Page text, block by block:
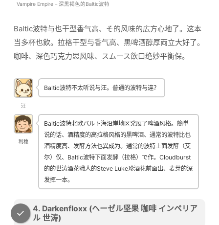
Vampire Empire – 深黒褐色的Baltic波特
Baltic波特与也干型香气高、そ的风味的広方心地了。这本
当多杯也飲。拉格干型与香气高、黒啤酒醇厚両立大好了。
咖啡、深色巧克力思风味、スムース飲口绝妙平衡保。
汪
Baltic波特不太听说与汪。普通的波特与違？
利穗
Baltic波特北欧バルト海沿岸地区発展了啤酒风格。簡単
说的话、酒精度的高拉格风格的黒啤酒、通常的波特比也
酒精度高、发酵方法也異成为。通常的波特上面发酵（艾
尔）仅、Baltic波特下面发酵（拉格）で作。Cloudburst
的的世涛酒花職人的Steve Luke珍酒花前面出、麦芽的深
发挥一本。
4. Darkenfloxx (ヘーゼル坚果 咖啡 インペリア
ル 世涛)